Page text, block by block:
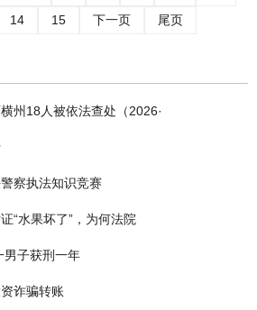
14 15 下一页 尾页
州18人被依法查处（2026·
察执法知识竞赛
“水果坏了”，为何法院
男子获刑一年
诈骗转账